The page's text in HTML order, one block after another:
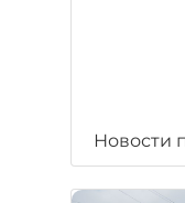
Новости